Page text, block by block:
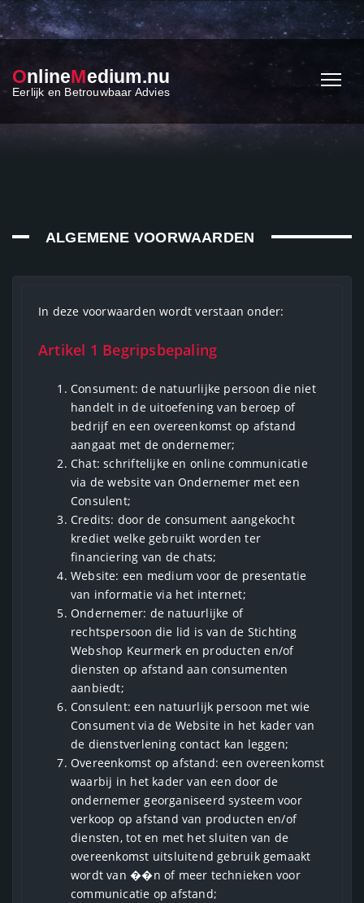
OnlineMedium.nu
Eerlijk en Betrouwbaar Advies
ALGEMENE VOORWAARDEN
In deze voorwaarden wordt verstaan onder:
Artikel 1 Begripsbepaling
Consument: de natuurlijke persoon die niet
handelt in de uitoefening van beroep of
bedrijf en een overeenkomst op afstand
aangaat met de ondernemer;
Chat: schriftelijke en online communicatie
via de website van Ondernemer met een
Consulent;
Credits: door de consument aangekocht
krediet welke gebruikt worden ter
financiering van de chats;
Website: een medium voor de presentatie
van informatie via het internet;
Ondernemer: de natuurlijke of
rechtspersoon die lid is van de Stichting
Webshop Keurmerk en producten en/of
diensten op afstand aan consumenten
aanbiedt;
Consulent: een natuurlijk persoon met wie
Consument via de Website in het kader van
de dienstverlening contact kan leggen;
Overeenkomst op afstand: een overeenkomst
waarbij in het kader van een door de
ondernemer georganiseerd systeem voor
verkoop op afstand van producten en/of
diensten, tot en met het sluiten van de
overeenkomst uitsluitend gebruik gemaakt
wordt van ��n of meer technieken voor
communicatie op afstand;